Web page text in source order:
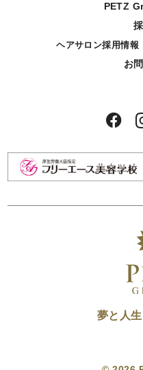
PETZ
ヘアサロン採用情報
お
夢と人